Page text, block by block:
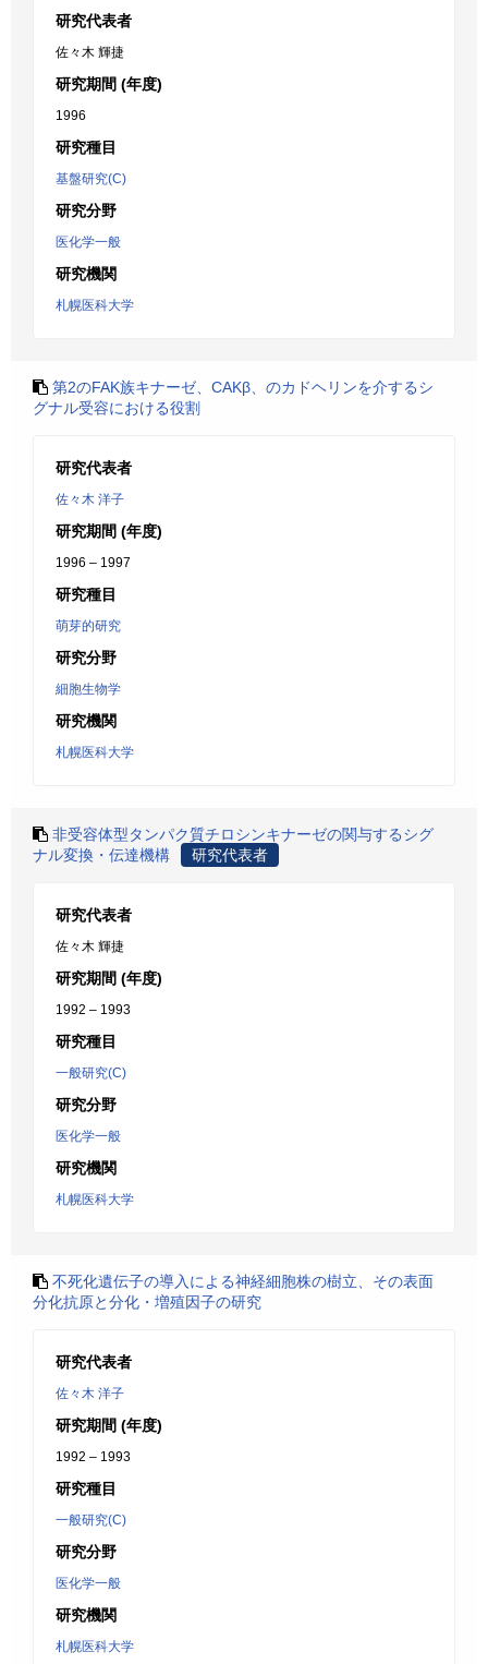
研究代表者
佐々木 輝捷
研究期間 (年度)
1996
研究種目
基盤研究(C)
研究分野
医化学一般
研究機関
札幌医科大学
第2のFAK族キナーゼ、CAKβ、のカドヘリンを介するシ
グナル受容における役割
研究代表者
佐々木 洋子
研究期間 (年度)
1996 – 1997
研究種目
萌芽的研究
研究分野
細胞生物学
研究機関
札幌医科大学
非受容体型タンパク質チロシンキナーゼの関与するシグ
ナル変換・伝達機構
研究代表者
研究代表者
佐々木 輝捷
研究期間 (年度)
1992 – 1993
研究種目
一般研究(C)
研究分野
医化学一般
研究機関
札幌医科大学
不死化遺伝子の導入による神経細胞株の樹立、その表面
分化抗原と分化・増殖因子の研究
研究代表者
佐々木 洋子
研究期間 (年度)
1992 – 1993
研究種目
一般研究(C)
研究分野
医化学一般
研究機関
札幌医科大学